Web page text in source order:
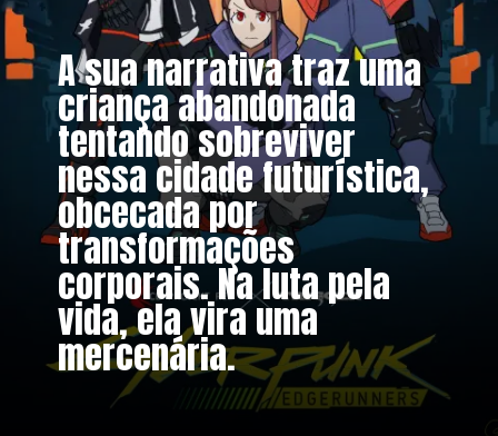
A sua narrativa traz uma
criança abandonada
tentando sobreviver
nessa cidade futurística,
obcecada por
transformações
corporais. Na luta pela
vida, ela vira uma
mercenária.